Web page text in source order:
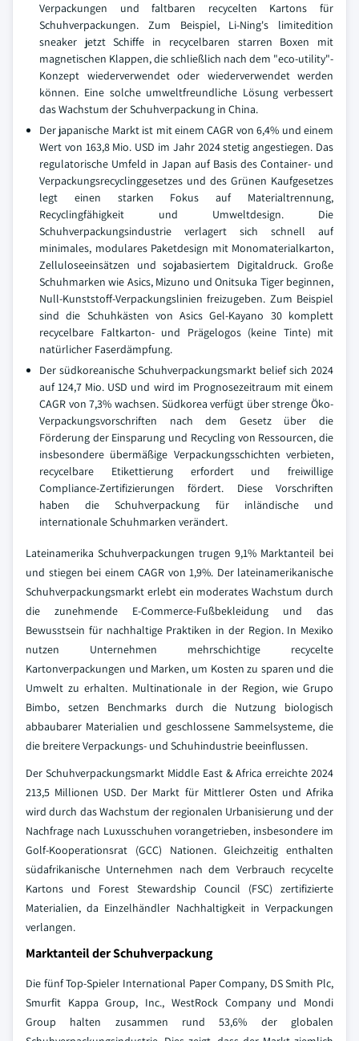
Verpackungen und faltbaren recycelten Kartons für
Schuhverpackungen. Zum Beispiel, Li-Ning's limitedition
sneaker jetzt Schiffe in recycelbaren starren Boxen mit
magnetischen Klappen, die schließlich nach dem "eco-utility"-
Konzept wiederverwendet oder wiederverwendet werden
können. Eine solche umweltfreundliche Lösung verbessert
das Wachstum der Schuhverpackung in China.
Der japanische Markt ist mit einem CAGR von 6,4% und einem
Wert von 163,8 Mio. USD im Jahr 2024 stetig angestiegen. Das
regulatorische Umfeld in Japan auf Basis des Container- und
Verpackungsrecyclinggesetzes und des Grünen Kaufgesetzes
legt einen starken Fokus auf Materialtrennung,
Recyclingfähigkeit und Umweltdesign. Die
Schuhverpackungsindustrie verlagert sich schnell auf
minimales, modulares Paketdesign mit Monomaterialkarton,
Zelluloseeinsätzen und sojabasiertem Digitaldruck. Große
Schuhmarken wie Asics, Mizuno und Onitsuka Tiger beginnen,
Null-Kunststoff-Verpackungslinien freizugeben. Zum Beispiel
sind die Schuhkästen von Asics Gel-Kayano 30 komplett
recycelbare Faltkarton- und Prägelogos (keine Tinte) mit
natürlicher Faserdämpfung.
Der südkoreanische Schuhverpackungsmarkt belief sich 2024
auf 124,7 Mio. USD und wird im Prognosezeitraum mit einem
CAGR von 7,3% wachsen. Südkorea verfügt über strenge Öko-
Verpackungsvorschriften nach dem Gesetz über die
Förderung der Einsparung und Recycling von Ressourcen, die
insbesondere übermäßige Verpackungsschichten verbieten,
recycelbare Etikettierung erfordert und freiwillige
Compliance-Zertifizierungen fördert. Diese Vorschriften
haben die Schuhverpackung für inländische und
internationale Schuhmarken verändert.
Lateinamerika Schuhverpackungen trugen 9,1% Marktanteil bei
und stiegen bei einem CAGR von 1,9%. Der lateinamerikanische
Schuhverpackungsmarkt erlebt ein moderates Wachstum durch
die zunehmende E-Commerce-Fußbekleidung und das
Bewusstsein für nachhaltige Praktiken in der Region. In Mexiko
nutzen Unternehmen mehrschichtige recycelte
Kartonverpackungen und Marken, um Kosten zu sparen und die
Umwelt zu erhalten. Multinationale in der Region, wie Grupo
Bimbo, setzen Benchmarks durch die Nutzung biologisch
abbaubarer Materialien und geschlossene Sammelsysteme, die
die breitere Verpackungs- und Schuhindustrie beeinflussen.
Der Schuhverpackungsmarkt Middle East & Africa erreichte 2024
213,5 Millionen USD. Der Markt für Mittlerer Osten und Afrika
wird durch das Wachstum der regionalen Urbanisierung und der
Nachfrage nach Luxusschuhen vorangetrieben, insbesondere im
Golf-Kooperationsrat (GCC) Nationen. Gleichzeitig enthalten
südafrikanische Unternehmen nach dem Verbrauch recycelte
Kartons und Forest Stewardship Council (FSC) zertifizierte
Materialien, da Einzelhändler Nachhaltigkeit in Verpackungen
verlangen.
Marktanteil der Schuhverpackung
Die fünf Top-Spieler International Paper Company, DS Smith Plc,
Smurfit Kappa Group, Inc., WestRock Company und Mondi
Group halten zusammen rund 53,6% der globalen